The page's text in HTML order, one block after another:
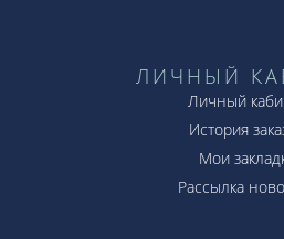
ЛИЧНЫЙ
Личный
История
Мои
Рассылка